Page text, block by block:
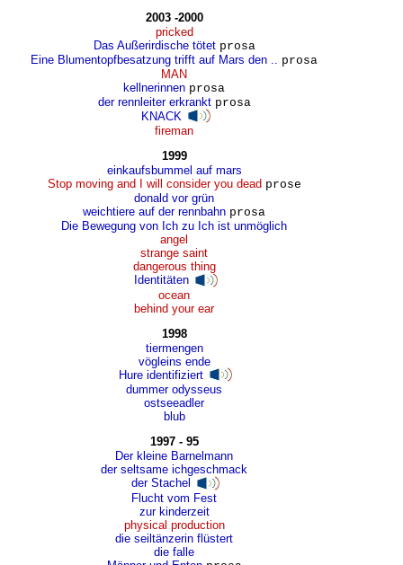
2003 -2000
pricked
Das Außerirdische tötet prosa
Eine Blumentopfbesatzung trifft auf Mars den ..
prosa
MAN
kellnerinnen prosa
der rennleiter erkrankt prosa
KNACK
fireman
1999
einkaufsbummel auf mars
Stop moving and I will consider you dead prose
donald vor grün
weichtiere auf der rennbahn prosa
Die Bewegung von Ich zu Ich ist unmöglich
angel
strange saint
dangerous thing
Identitäten
ocean
behind your ear
1998
tiermengen
vögleins ende
Hure identifiziert
dummer odysseus
ostseeadler
blub
1997 - 95
Der kleine Barnelmann
der seltsame ichgeschmack
der Stachel
Flucht vom Fest
zur kinderzeit
physical production
die seiltänzerin flüstert
die falle